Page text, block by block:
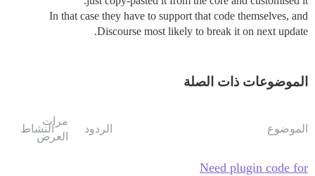
In that case they have to support that code themselves, and
Discourse most likely to break it on next update.
الموضوعات ذات الصلة
الموضوع الردود
مرات
العرض
النشاط
Need plugin code for